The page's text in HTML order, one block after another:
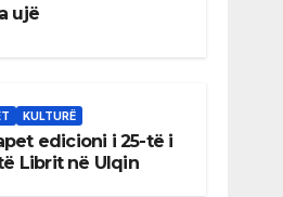
ujë
KULTURË
edicioni i 25-të i
Librit në Ulqin